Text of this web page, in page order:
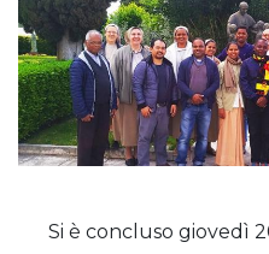
Si è concluso giovedì